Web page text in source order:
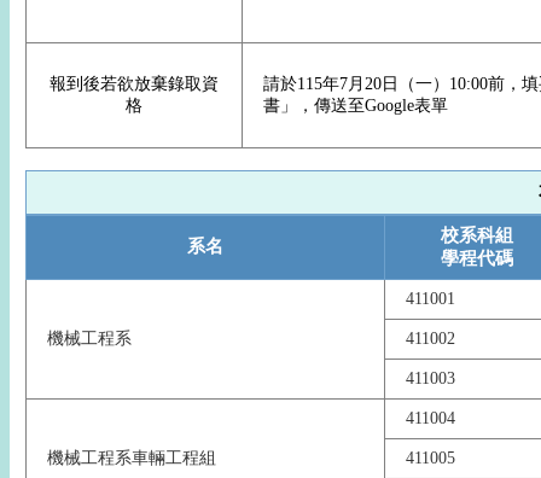
報到後若欲放棄錄取資
格
請於115年7月20日（一）10:00前，
書」，傳送至Google表單
系名
校系科組
學程代碼
機械工程系
411001
411002
411003
機械工程系車輛工程組
411004
411005